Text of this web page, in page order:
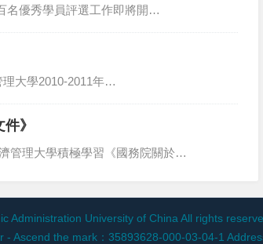
名優秀學員評選工作即將開…
理大學2010-2011年…
》
管理大學積極學習《國務院關於…
Administration University of China All rights
Ascend the mark：35893628-000-03-04-1